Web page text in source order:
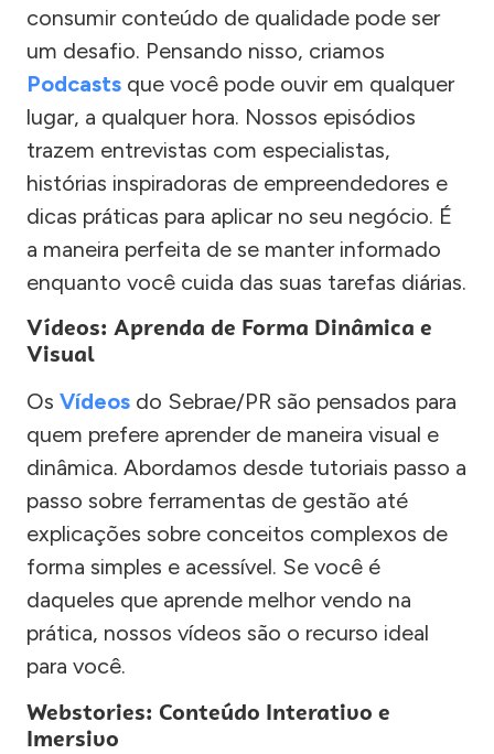
consumir conteúdo de qualidade pode ser
um desafio. Pensando nisso, criamos
Podcasts que você pode ouvir em qualquer
lugar, a qualquer hora. Nossos episódios
trazem entrevistas com especialistas,
histórias inspiradoras de empreendedores e
dicas práticas para aplicar no seu negócio. É
a maneira perfeita de se manter informado
enquanto você cuida das suas tarefas diárias.
Vídeos: Aprenda de Forma Dinâmica e
Visual
Os Vídeos do Sebrae/PR são pensados para
quem prefere aprender de maneira visual e
dinâmica. Abordamos desde tutoriais passo a
passo sobre ferramentas de gestão até
explicações sobre conceitos complexos de
forma simples e acessível. Se você é
daqueles que aprende melhor vendo na
prática, nossos vídeos são o recurso ideal
para você.
Webstories: Conteúdo Interativo e
Imersivo